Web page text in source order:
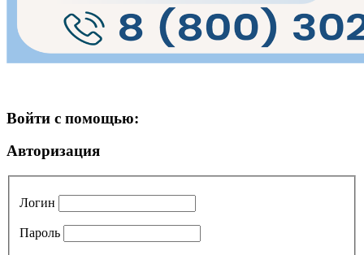
Войти с помощью:
Авторизация
Логин
Пароль